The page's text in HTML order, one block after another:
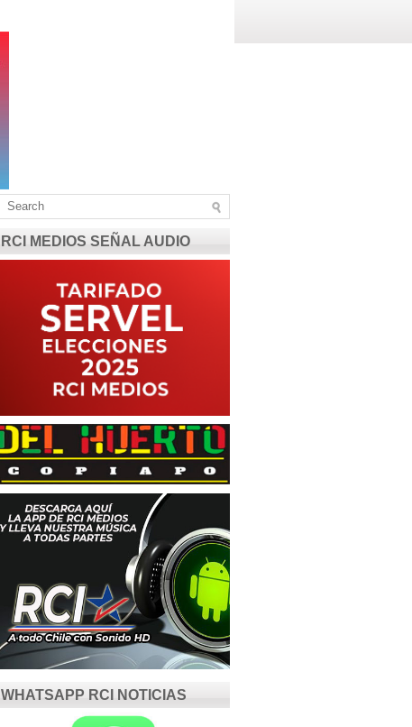
RCI MEDIOS SEÑAL AUDIO
WHATSAPP RCI NOTICIAS